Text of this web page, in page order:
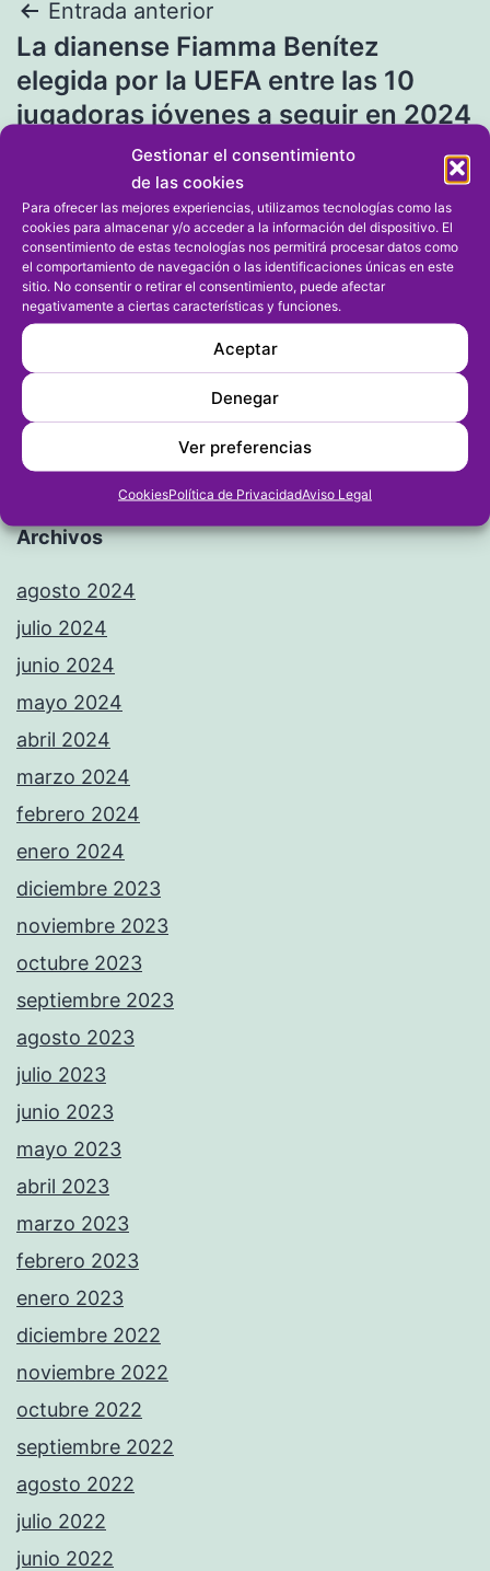
Gestionar el consentimiento
de las cookies
Para ofrecer las mejores experiencias, utilizamos tecnologías como las
cookies para almacenar y/o acceder a la información del dispositivo. El
consentimiento de estas tecnologías nos permitirá procesar datos como
el comportamiento de navegación o las identificaciones únicas en este
sitio. No consentir o retirar el consentimiento, puede afectar
negativamente a ciertas características y funciones.
Aceptar
Denegar
Ver preferencias
CookiesPolítica de PrivacidadAviso Legal
Navegación
de
entradas
Entrada anterior
La dianense Fiamma Benítez
elegida por la UEFA entre las 10
jugadoras jóvenes a seguir en 2024
Entrada siguiente
Cadetes: La Valenciana de los
dianenses Cipitelli y Bergeman se
juega el pase a semifinales del
CESA
Archivos
agosto 2024
julio 2024
junio 2024
mayo 2024
abril 2024
marzo 2024
febrero 2024
enero 2024
diciembre 2023
noviembre 2023
octubre 2023
septiembre 2023
agosto 2023
julio 2023
junio 2023
mayo 2023
abril 2023
marzo 2023
febrero 2023
enero 2023
diciembre 2022
noviembre 2022
octubre 2022
septiembre 2022
agosto 2022
julio 2022
junio 2022